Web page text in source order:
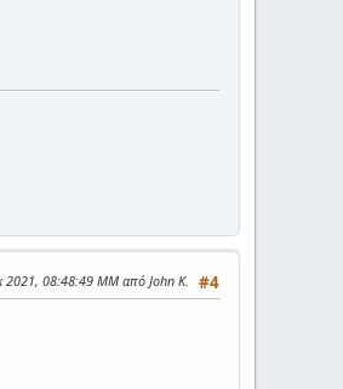
#4
2021, 08:48:49 ΜΜ από John K.